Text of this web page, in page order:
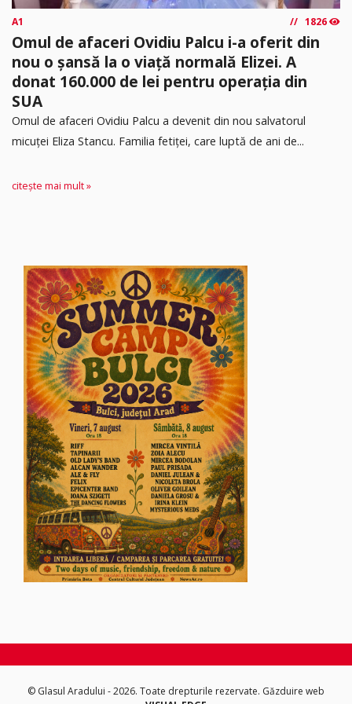
A1 1826
Omul de afaceri Ovidiu Palcu i-a oferit din
nou o șansă la o viață normală Elizei. A
donat 160.000 de lei pentru operația din
SUA
Omul de afaceri Ovidiu Palcu a devenit din nou salvatorul
micuței Eliza Stancu. Familia fetiței, care luptă de ani de...
citește mai mult »
© Glasul Aradului - 2026. Toate drepturile rezervate. Găzduire web